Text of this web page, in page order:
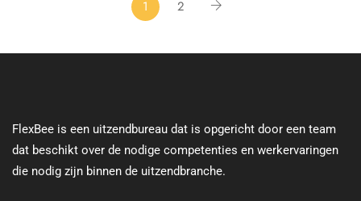
1 2
FlexBee is een uitzendbureau dat is opgericht door een team
dat beschikt over de nodige competenties en werkervaringen
die nodig zijn binnen de uitzendbranche.